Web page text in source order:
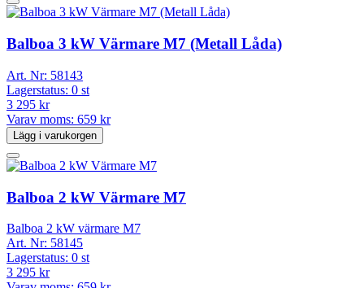
Balboa 3 kW Värmare M7 (Metall Låda)
Art. Nr: 58143
Lagerstatus: 0 st
3 295 kr
Varav moms: 659 kr
Lägg i varukorgen
Balboa 2 kW Värmare M7
Balboa 2 kW värmare M7
Art. Nr: 58145
Lagerstatus: 0 st
3 295 kr